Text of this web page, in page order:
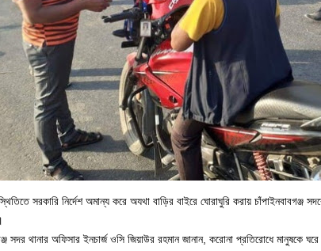
সরকারি নির্দেশ অমান্য করে অযথা বাড়ির বাইরে ঘোরাঘুরি করায়
সদর থানার অফিসার ইনচার্জ ওসি জিয়াউর রহমান জানান, করোনা প্রতিরোধে মানুষকে